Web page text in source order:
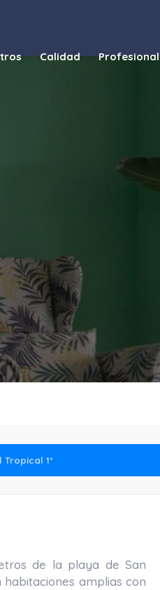
Calidad Profesional
Tropical 1*
de la playa de San
amplias con